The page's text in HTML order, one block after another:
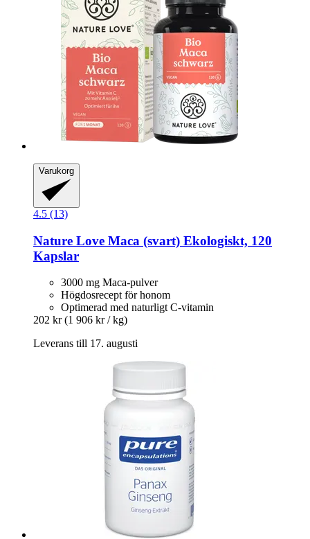
Varukorg
4.5 (13)
Nature Love Maca (svart) Ekologiskt, 120
Kapslar
3000 mg Maca-pulver
Högdosrecept för honom
Optimerad med naturligt C-vitamin
202 kr (1 906 kr / kg)
Leverans till 17. augusti